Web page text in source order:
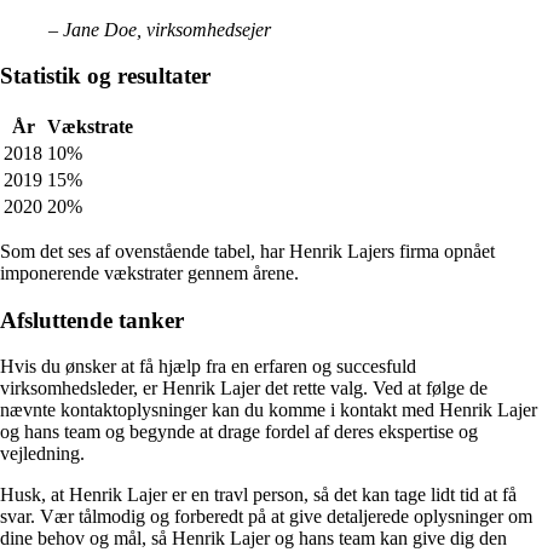
– Jane Doe, virksomhedsejer
Statistik og resultater
År
Vækstrate
2018 10%
2019 15%
2020 20%
Som det ses af ovenstående tabel, har Henrik Lajers firma opnået
imponerende vækstrater gennem årene.
Afsluttende tanker
Hvis du ønsker at få hjælp fra en erfaren og succesfuld
virksomhedsleder, er Henrik Lajer det rette valg. Ved at følge de
nævnte kontaktoplysninger kan du komme i kontakt med Henrik Lajer
og hans team og begynde at drage fordel af deres ekspertise og
vejledning.
Husk, at Henrik Lajer er en travl person, så det kan tage lidt tid at få
svar. Vær tålmodig og forberedt på at give detaljerede oplysninger om
dine behov og mål, så Henrik Lajer og hans team kan give dig den